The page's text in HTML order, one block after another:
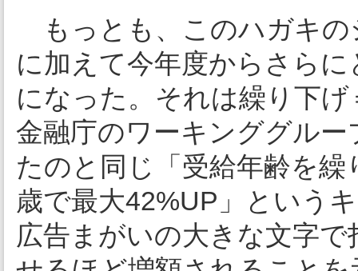
もっとも、このハガキの
に加えて今年度からさら
になった。それは繰り下
金融庁のワーキンググル
たのと同じ「受給年齢を
歳で最大42%UP」という
広告まがいの大きな文字